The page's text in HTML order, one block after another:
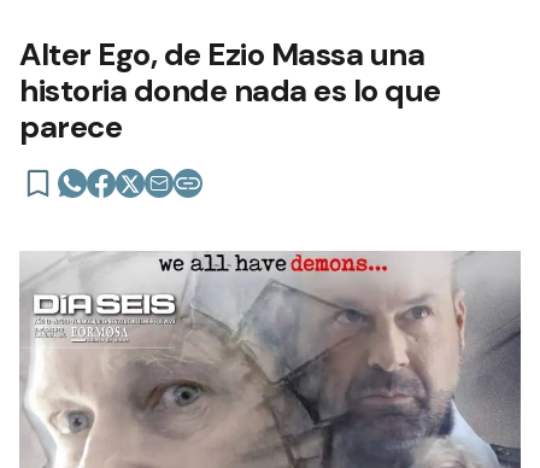
Alter Ego, de Ezio Massa una
historia donde nada es lo que
parece